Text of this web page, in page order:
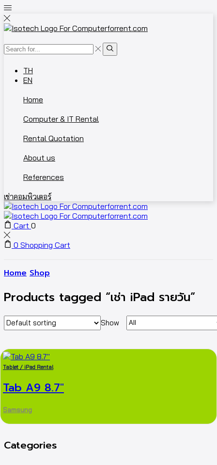
TH
EN
Home
Computer & IT Rental
Rental Quotation
About us
References
เช่าคอมพิวเตอร์
Cart 0
0 Shopping Cart
Home Shop
Products tagged “เช่า iPad รายวัน”
Show
Tablet / iPad Rental
Tab A9 8.7″
Samsung
Categories